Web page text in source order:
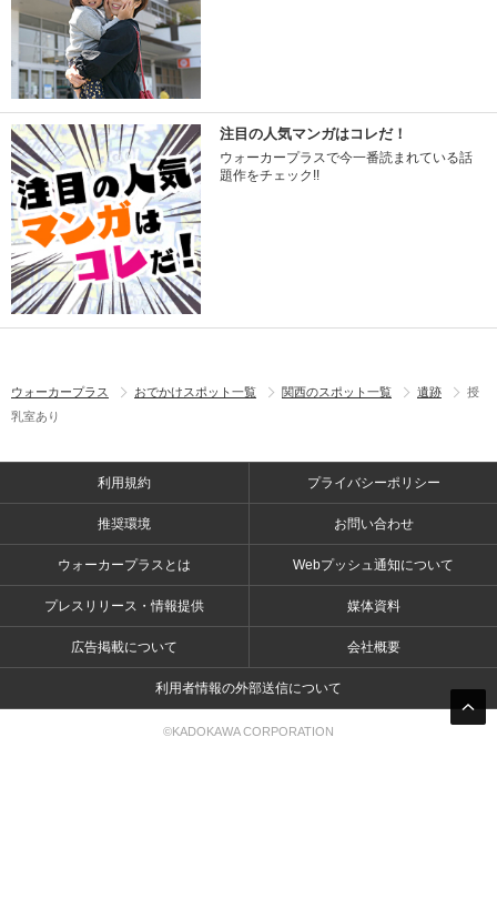
注目の人気マンガはコレだ！
ウォーカープラスで今一番読まれている話
題作をチェック!!
ウォーカープラス おでかけスポット一覧 関西のスポット一覧 遺跡
授
乳室あり
利用規約 プライバシーポリシー
推奨環境 お問い合わせ
ウォーカープラスとは Webプッシュ通知について
プレスリリース・情報提供 媒体資料
広告掲載について 会社概要
利用者情報の外部送信について
©KADOKAWA CORPORATION